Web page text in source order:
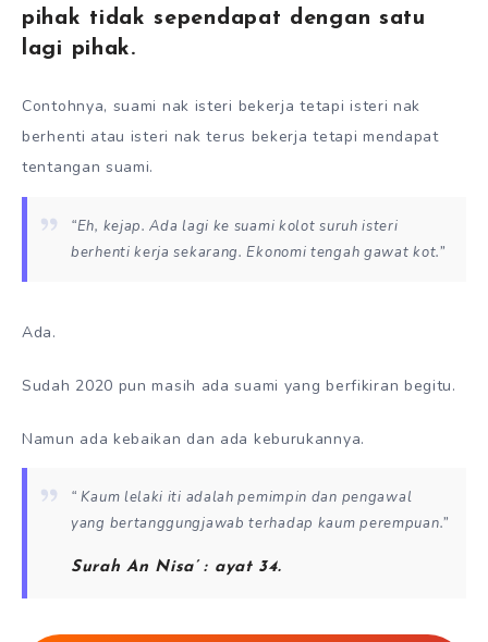
pihak tidak sependapat dengan satu
lagi pihak.
Contohnya, suami nak isteri bekerja tetapi isteri nak
berhenti atau isteri nak terus bekerja tetapi mendapat
tentangan suami.
“Eh, kejap. Ada lagi ke suami kolot suruh isteri
berhenti kerja sekarang. Ekonomi tengah gawat kot.”
Ada.
Sudah 2020 pun masih ada suami yang berfikiran begitu.
Namun ada kebaikan dan ada keburukannya.
“ Kaum lelaki iti adalah pemimpin dan pengawal
yang bertanggungjawab terhadap kaum perempuan.”
Surah An Nisa’ : ayat 34.